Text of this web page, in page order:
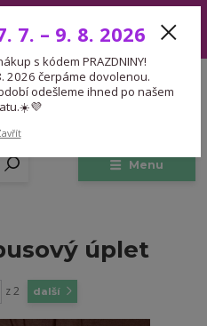
Objednávky přijaté v tomto období
našem návratu.☀️💜
Menu
CZK
úplet
z 2 další
7. – 9. 8. 2026
s kódem PRAZDNINY!
2026 čerpáme dovolenou.
odešleme ihned po našem